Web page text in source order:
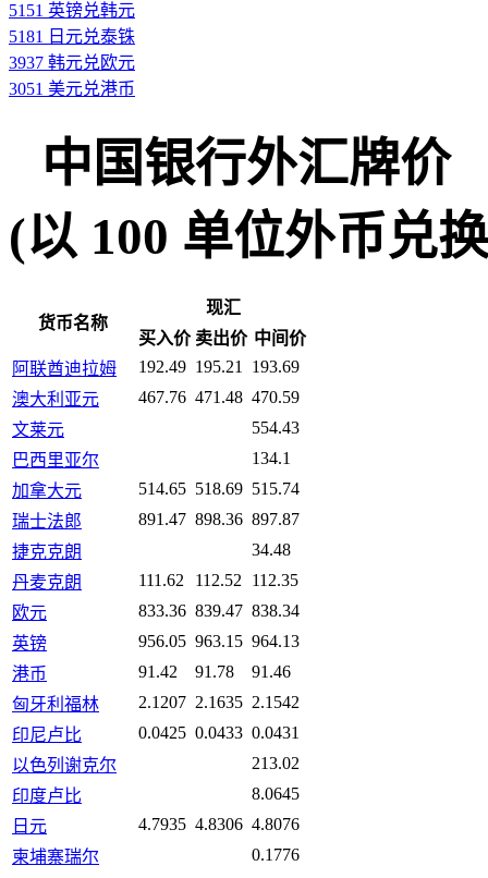
5151 英镑兑韩元
5181 日元兑泰铢
3937 韩元兑欧元
3051 美元兑港币
中国银行外汇牌价
(以 100 单位外币兑
货币名称
现汇
买入价 卖出价 中间价
阿联酋迪拉姆
192.49 195.21
193.69
澳大利亚元
467.76 471.48 470.59
文莱元
554.43
巴西里亚尔
134.1
加拿大元
514.65 518.69 515.74
瑞士法郎
891.47 898.36 897.87
捷克克朗
34.48
丹麦克朗
111.62 112.52
112.35
欧元
833.36 839.47 838.34
英镑
956.05 963.15 964.13
港币
91.42 91.78
91.46
匈牙利福林
2.1207 2.1635 2.1542
印尼卢比
0.0425 0.0433 0.0431
以色列谢克尔
213.02
印度卢比
8.0645
日元
4.7935 4.8306 4.8076
柬埔寨瑞尔
0.1776